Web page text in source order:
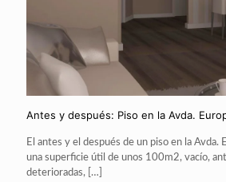
Antes y después: Piso en la Avda.
El antes y el después de un piso en la Avda.
una superficie útil de unos 100m2, vacío,
deterioradas, […]